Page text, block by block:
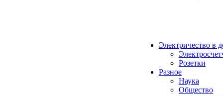
Электричество в
Розетки
Разное
Наука
Общество